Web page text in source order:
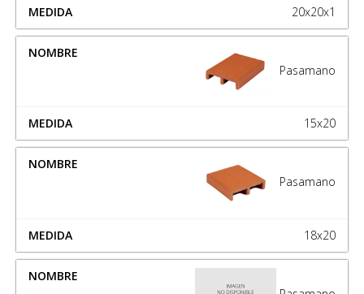
20x20x1
Pasamano
15x20
Pasamano
18x20